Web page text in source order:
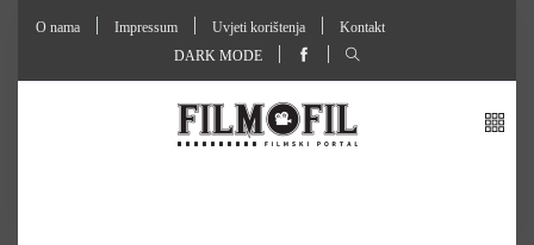
O nama Impressum Uvjeti korištenja
Kontakt
DARK MODE